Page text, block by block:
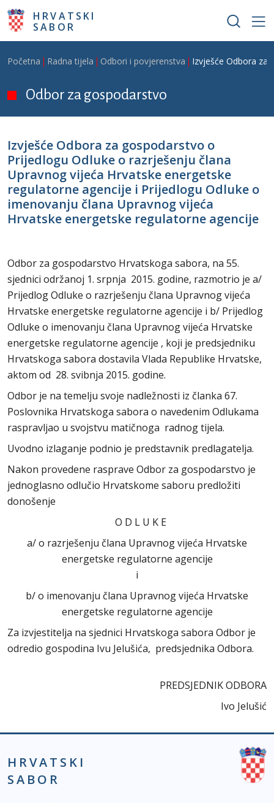
Skoči na glavni sadržaj
HRVATSKI
SABOR
Breadcrumb
Početna Radna tijela Odbori i povjerenstva Izvješće Odbora za
Odbor za gospodarstvo
Izvješće Odbora za gospodarstvo o
Prijedlogu Odluke o razrješenju člana
Upravnog vijeća Hrvatske energetske
regulatorne agencije i Prijedlogu Odluke o
imenovanju člana Upravnog vijeća
Hrvatske energetske regulatorne agencije
Odbor za gospodarstvo Hrvatskoga sabora, na 55.
sjednici održanoj 1. srpnja 2015. godine, razmotrio je a/
Prijedlog Odluke o razrješenju člana Upravnog vijeća
Hrvatske energetske regulatorne agencije i b/ Prijedlog
Odluke o imenovanju člana Upravnog vijeća Hrvatske
energetske regulatorne agencije , koji je predsjedniku
Hrvatskoga sabora dostavila Vlada Republike Hrvatske,
aktom od 28. svibnja 2015. godine.
Odbor je na temelju svoje nadležnosti iz članka 67.
Poslovnika Hrvatskoga sabora o navedenim Odlukama
raspravljao u svojstvu matičnoga radnog tijela.
Uvodno izlaganje podnio je predstavnik predlagatelja.
Nakon provedene rasprave Odbor za gospodarstvo je
jednoglasno odlučio Hrvatskome saboru predložiti
donošenje
O D L U K E
a/ o razrješenju člana Upravnog vijeća Hrvatske
energetske regulatorne agencije
i
b/ o imenovanju člana Upravnog vijeća Hrvatske
energetske regulatorne agencije
Za izvjestitelja na sjednici Hrvatskoga sabora Odbor je
odredio gospodina Ivu Jelušića, predsjednika Odbora.
PREDSJEDNIK ODBORA
Ivo Jelušić
HRVATSKI
SABOR